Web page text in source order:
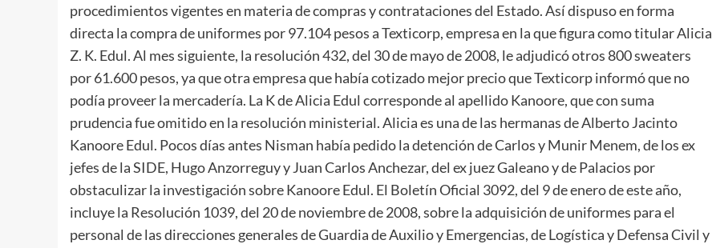
procedimientos vigentes en materia de compras y contrataciones del Estado. Así dispuso en forma
directa la compra de uniformes por 97.104 pesos a Texticorp, empresa en la que figura como titular Alicia
Z. K. Edul. Al mes siguiente, la resolución 432, del 30 de mayo de 2008, le adjudicó otros 800 sweaters
por 61.600 pesos, ya que otra empresa que había cotizado mejor precio que Texticorp informó que no
podía proveer la mercadería. La K de Alicia Edul corresponde al apellido Kanoore, que con suma
prudencia fue omitido en la resolución ministerial. Alicia es una de las hermanas de Alberto Jacinto
Kanoore Edul. Pocos días antes Nisman había pedido la detención de Carlos y Munir Menem, de los ex
jefes de la SIDE, Hugo Anzorreguy y Juan Carlos Anchezar, del ex juez Galeano y de Palacios por
obstaculizar la investigación sobre Kanoore Edul. El Boletín Oficial 3092, del 9 de enero de este año,
incluye la Resolución 1039, del 20 de noviembre de 2008, sobre la adquisición de uniformes para el
personal de las direcciones generales de Guardia de Auxilio y Emergencias, de Logística y Defensa Civil y